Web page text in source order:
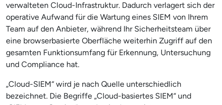
verwalteten Cloud-Infrastruktur. Dadurch verlagert sich der
operative Aufwand für die Wartung eines SIEM von Ihrem
Team auf den Anbieter, während Ihr Sicherheitsteam über
eine browserbasierte Oberfläche weiterhin Zugriff auf den
gesamten Funktionsumfang für Erkennung, Untersuchung
und Compliance hat.
„Cloud-SIEM“ wird je nach Quelle unterschiedlich
bezeichnet. Die Begriffe „Cloud-basiertes SIEM“ und